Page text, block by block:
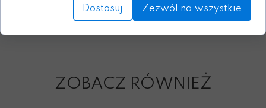
Orientacyjny czas realizacji:
10 dni
ZOBACZ RÓWNIEŻ
Dostosuj Zezwól na wszystkie